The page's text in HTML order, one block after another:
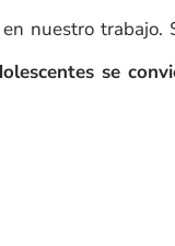
nuestro
se